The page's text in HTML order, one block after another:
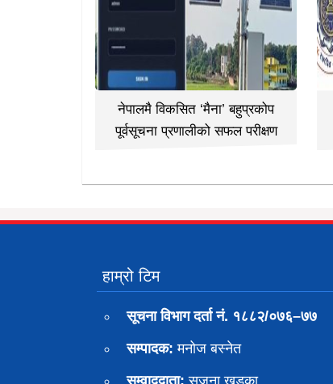
नेपालमै विकसित ‘मैना’ बहुप्रकोप
पूर्वसूचना प्रणालीको सफल परीक्षण
हाम्रो टिम
सूचना विभाग दर्ता नं. १८८२/०७६–७७
सम्पादक: मनोज बस्नेत